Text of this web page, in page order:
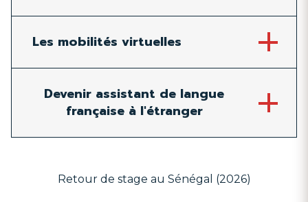
Les mobilités virtuelles
Devenir assistant de langue
française à l'étranger
Retour de stage au Sénégal (2026)